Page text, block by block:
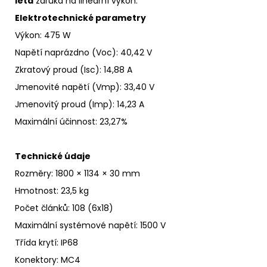
Elektrotechnické parametry
Výkon: 475 W
Napětí naprázdno (Voc): 40,42 V
Zkratový proud (Isc): 14,88 A
Jmenovité napětí (Vmp): 33,40 V
Jmenovitý proud (Imp): 14,23 A
Maximální účinnost: 23,27%
Technické údaje
Rozměry: 1800 × 1134 × 30 mm
Hmotnost: 23,5 kg
Počet článků: 108 (6x18)
Maximální systémové napětí: 1500 V
Třída krytí: IP68
Konektory: MC4